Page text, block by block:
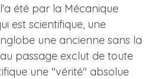
été par la Mécanique
est scientifique, une
une ancienne sans la
passage exclut de toute
une "vérité" absolue